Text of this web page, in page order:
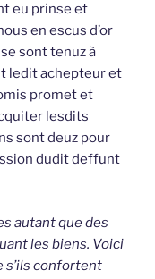
eu prinse et
en escus d’or
sont tenuz à
ledit achepteur et
promet et
lesdits
sont deuz pour
dudit deffunt
autant que des
les biens. Voici
s’ils confortent